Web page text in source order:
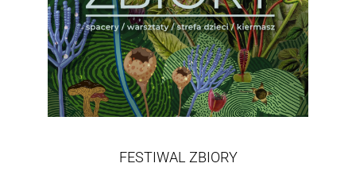
FESTIWAL ZBIORY